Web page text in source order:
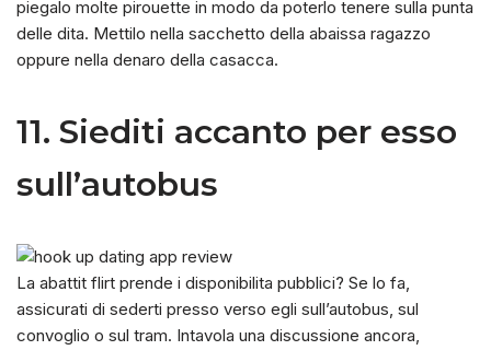
piegalo molte pirouette in modo da poterlo tenere sulla punta
delle dita. Mettilo nella sacchetto della abaissa ragazzo
oppure nella denaro della casacca.
11. Siediti accanto per esso
sull’autobus
La abattit flirt prende i disponibilita pubblici? Se lo fa,
assicurati di sederti presso verso egli sull’autobus, sul
convoglio o sul tram. Intavola una discussione ancora,